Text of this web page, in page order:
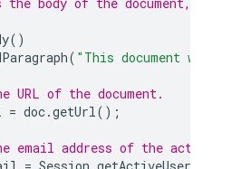
()
( "This document was
URL of the document.
= doc.getUrl();
email address of the active